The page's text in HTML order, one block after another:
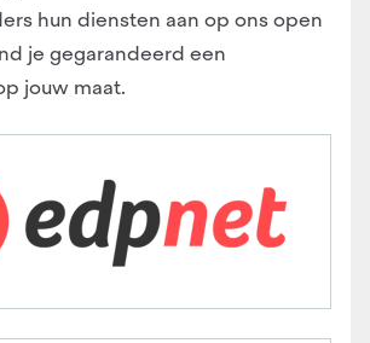
hun diensten aan op ons open
je gegarandeerd een
jouw maat.